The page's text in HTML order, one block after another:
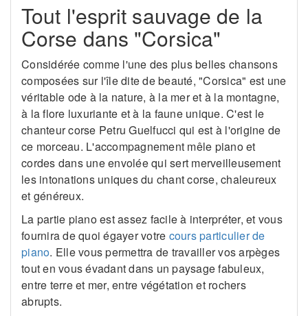
Tout l'esprit sauvage de la
Corse dans "Corsica"
Considérée comme l'une des plus belles chansons
composées sur l'île dite de beauté, "Corsica" est une
véritable ode à la nature, à la mer et à la montagne,
à la flore luxuriante et à la faune unique. C'est le
chanteur corse Petru Guelfucci qui est à l'origine de
ce morceau. L'accompagnement mêle piano et
cordes dans une envolée qui sert merveilleusement
les intonations uniques du chant corse, chaleureux
et généreux.
La partie piano est assez facile à interpréter, et vous
fournira de quoi égayer votre cours particulier de
piano. Elle vous permettra de travailler vos arpèges
tout en vous évadant dans un paysage fabuleux,
entre terre et mer, entre végétation et rochers
abrupts.